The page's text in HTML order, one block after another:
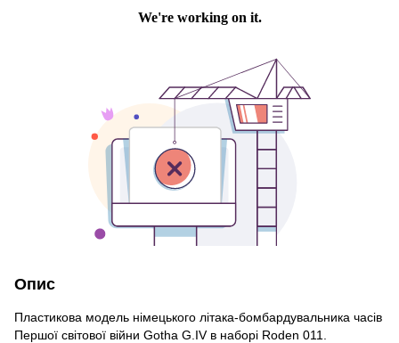
Опис
Пластикова модель німецького літака-бомбардувальника часів
Першої світової війни Gotha G.IV в наборі Roden 011.